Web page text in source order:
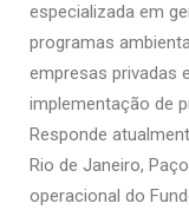
especializada em
programas
empresas privadas
implementação de
Responde
Rio de Janeiro,
operacional do